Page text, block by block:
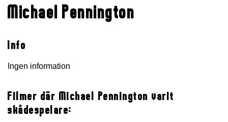
Michael Pennington
Info
Ingen information
Filmer där Michael Pennington varit
skådespelare: